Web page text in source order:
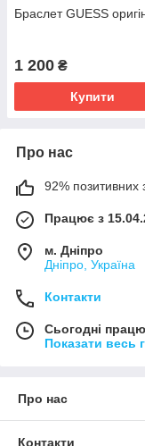
Браслет GUESS
1 200 ₴
Купити
Про нас
92% позитивних з
Працює з
м. Дніпро
Дніпро, Україна
Контакти
Сьогодні
Показати весь
Про нас
Контакти